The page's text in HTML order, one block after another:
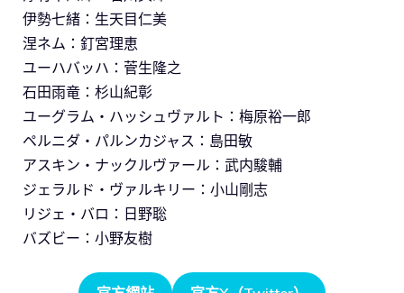
伊勢七緒：生天目仁美
涅ネム：釘宮理恵
ユーハバッハ：菅生隆之
石田雨竜：杉山紀彰
ユーグラム・ハッシュヴァルト：梅原裕一郎
ペルニダ・パルンカジャス：島田敏
アスキン・ナックルヴァール：武内駿輔
ジェラルド・ヴァルキリー：小山剛志
リジェ・バロ：日野聡
バズビー：小野友樹